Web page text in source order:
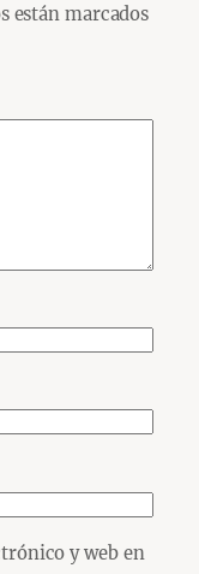
están marcados
y web en